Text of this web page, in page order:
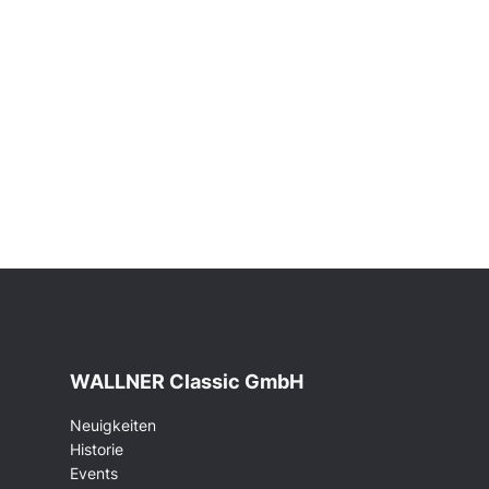
WALLNER Classic GmbH
Neuigkeiten
Historie
Events